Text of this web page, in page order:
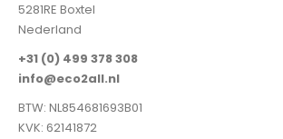
5281RE Boxtel
Nederland
+31 (0) 499 378 308
info@eco2all.nl
BTW: NL854681693B01
KVK: 62141872